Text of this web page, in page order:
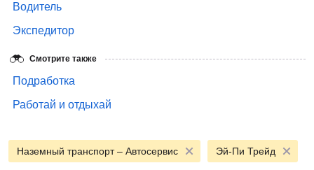
Водитель
Экспедитор
Смотрите также
Подработка
Работай и отдыхай
Наземный транспорт – Автосервис Эй-Пи Трейд